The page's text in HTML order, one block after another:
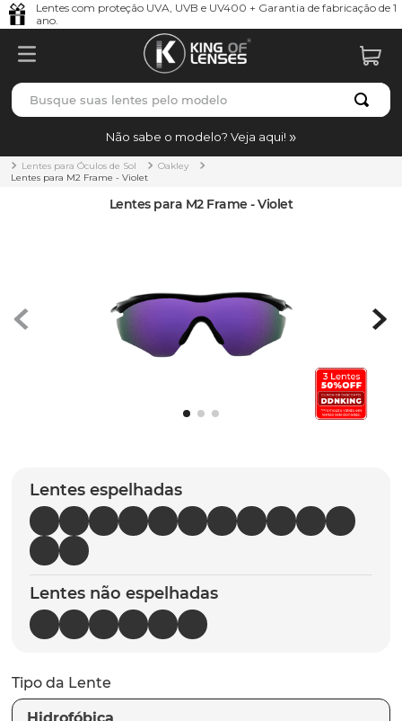
Lentes com proteção UVA, UVB e UV400 + Garantia de fabricação de 1
ano.
Busque suas lentes pelo modelo
Não sabe o modelo? Veja aqui!
Lentes para Óculos de Sol
Oakley
Lentes para M2 Frame - Violet
Lentes para M2 Frame - Violet
Lentes espelhadas
Lentes não espelhadas
Tipo da Lente
TERMOS MAIS BUSCADOS
1º borrachas
holbrook
6